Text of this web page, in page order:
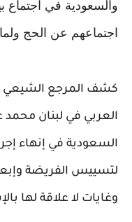
والسعودية في اجتماع
اجتماعهم عن الحج
كشف المرجع الشيعي
العربي في لبنان
السعودية في إنهاء
لتسييس الفريضة
وغايات لا علاقة لها